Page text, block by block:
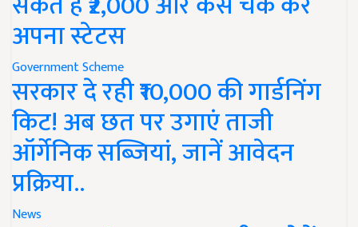
अपना स्टेटस
Government Scheme
सरकार दे रही ₹10,000 की गार्डनिंग
किट! अब छत पर उगाएं ताजी
ऑर्गेनिक सब्जियां, जानें आवेदन
प्रक्रिया..
News